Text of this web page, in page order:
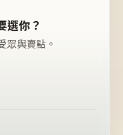
選你？
眾與賣點。